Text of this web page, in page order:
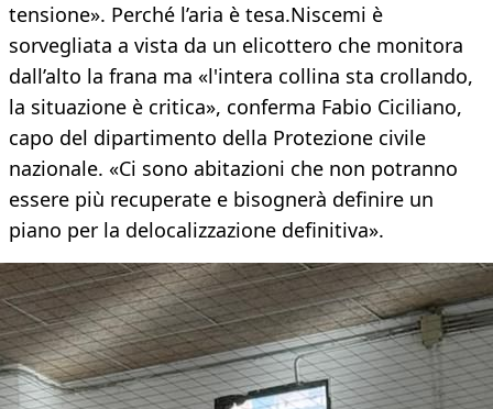
tensione». Perché l’aria è tesa.Niscemi è
sorvegliata a vista da un elicottero che monitora
dall’alto la frana ma «l'intera collina sta crollando,
la situazione è critica», conferma Fabio Ciciliano,
capo del dipartimento della Protezione civile
nazionale. «Ci sono abitazioni che non potranno
essere più recuperate e bisognerà definire un
piano per la delocalizzazione definitiva».